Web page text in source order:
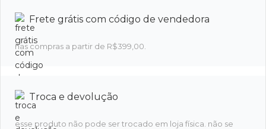
Frete grátis com código de vendedora
nas compras a partir de R$399,00.
Troca e devolução
esse produto não pode ser trocado em loja física. não se